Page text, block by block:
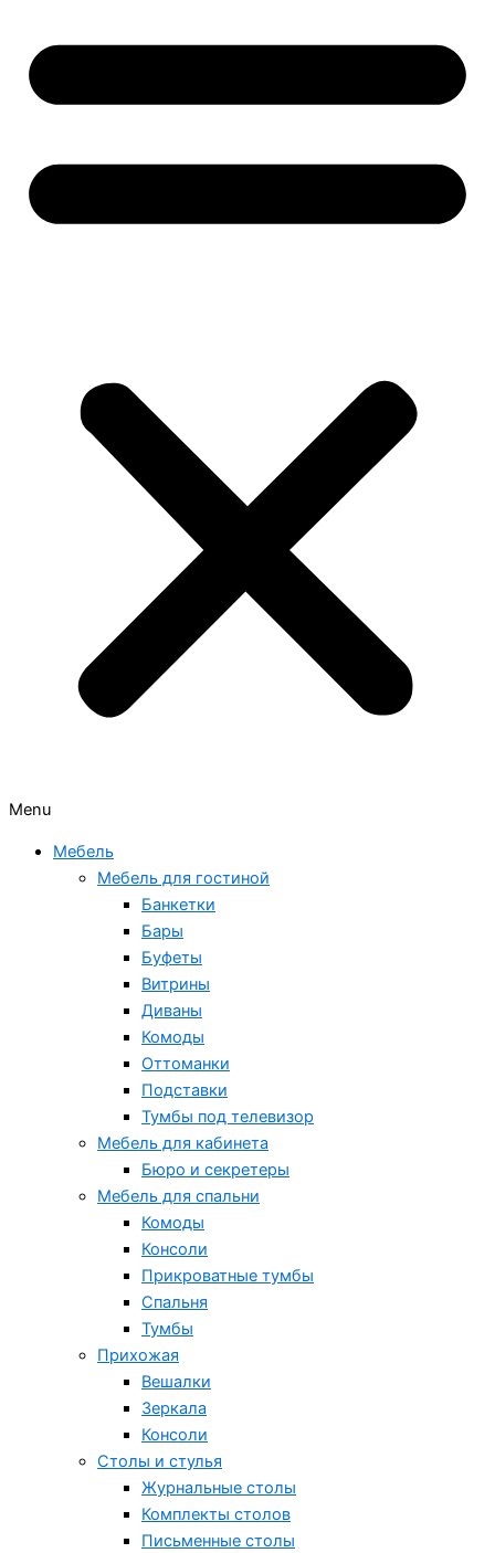
Menu
Мебель
Мебель для гостиной
Банкетки
Бары
Буфеты
Витрины
Диваны
Комоды
Оттоманки
Подставки
Тумбы под телевизор
Мебель для кабинета
Бюро и секретеры
Мебель для спальни
Комоды
Консоли
Прикроватные тумбы
Спальня
Тумбы
Прихожая
Вешалки
Зеркала
Консоли
Столы и стулья
Журнальные столы
Комплекты столов
Письменные столы